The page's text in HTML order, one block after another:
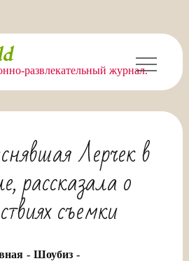
развлекательный журнал.
Лерчек в
рассказала о
съемки
Шоубиз